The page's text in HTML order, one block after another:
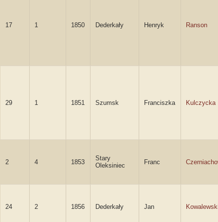
17 1 1850 Dederkały Henryk Ranson
29 1 1851 Szumsk Franciszka Kulczycka
2 4 1853
Stary
Oleksiniec
Franc
24 2 1856 Dederkały Jan